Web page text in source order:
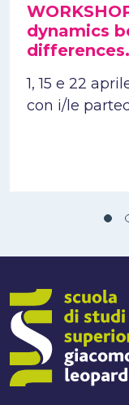
dynamics
1, 15 e 22
con i/le